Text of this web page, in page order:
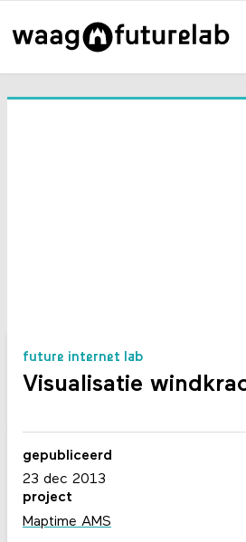
future internet lab
Visualisatie
gepubliceerd
23 dec 2013
project
Maptime AMS